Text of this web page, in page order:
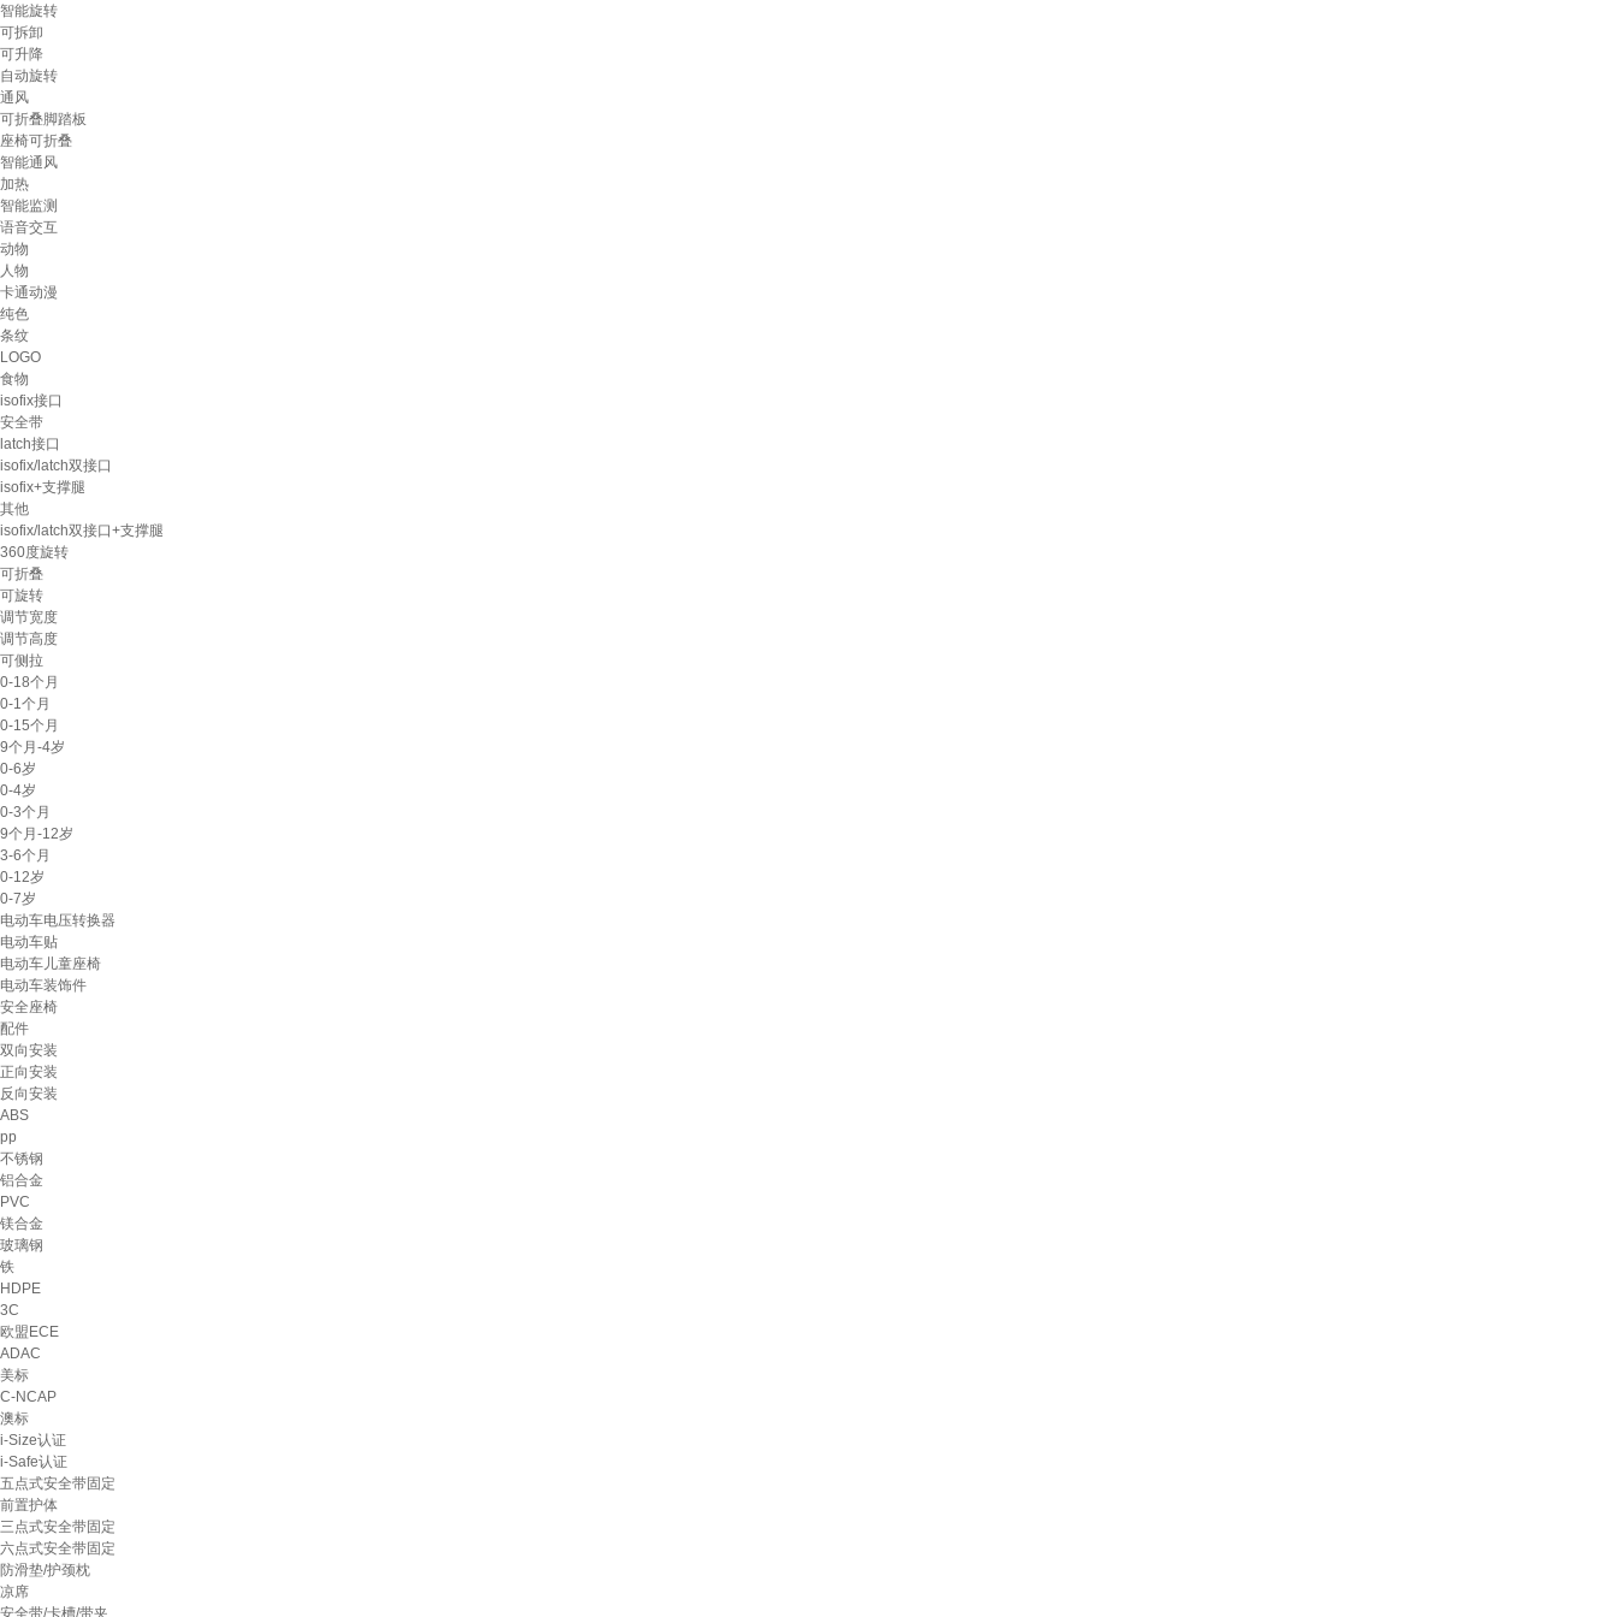
智能旋转
可拆卸
可升降
自动旋转
通风
可折叠脚踏板
座椅可折叠
智能通风
加热
智能监测
语音交互
动物
人物
卡通动漫
纯色
条纹
LOGO
食物
isofix接口
安全带
latch接口
isofix/latch双接口
isofix+支撑腿
其他
isofix/latch双接口+支撑腿
360度旋转
可折叠
可旋转
调节宽度
调节高度
可侧拉
0-18个月
0-1个月
0-15个月
9个月-4岁
0-6岁
0-4岁
0-3个月
9个月-12岁
3-6个月
0-12岁
0-7岁
电动车电压转换器
电动车贴
电动车儿童座椅
电动车装饰件
安全座椅
配件
双向安装
正向安装
反向安装
ABS
pp
不锈钢
铝合金
PVC
镁合金
玻璃钢
铁
HDPE
3C
欧盟ECE
ADAC
美标
C-NCAP
澳标
i-Size认证
i-Safe认证
五点式安全带固定
前置护体
三点式安全带固定
六点式安全带固定
防滑垫/护颈枕
凉席
安全带/卡槽/带夹